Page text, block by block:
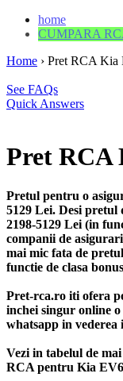
home
CUMPARA
Home › Pret RCA Kia
See FAQs
Quick Answers
Pret RCA
Pretul pentru o
5129 Lei. Desi
2198-5129 Lei (in
companii de
mai mic fata de
functie de clasa
Pret-rca.ro iti ofera
inchei singur online
whatsapp in
Vezi in tabelul de
RCA pentru Kia